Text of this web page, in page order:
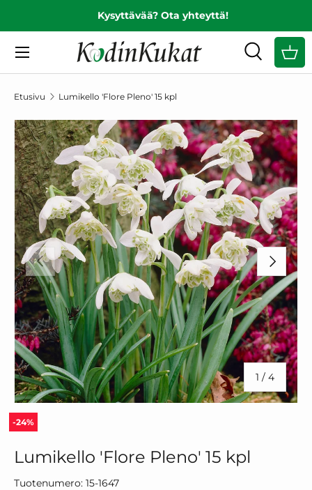
SIIRRY SISÄLTÖÖN
Kysyttävää? Ota yhteyttä!
Hae
Haku
Valikko
Etusivu Lumikello 'Flore Pleno' 15 kpl
SIIRRY TUOTETIETOIHIN
EDELLINEN
1 / /4
-24%
Lumikello 'Flore Pleno' 15 kpl
Tuotenumero: 15-1647